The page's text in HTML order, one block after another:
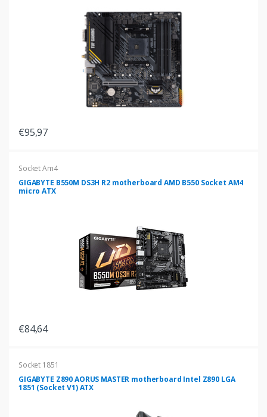
€95,97
Socket Am4
GIGABYTE B550M DS3H R2 motherboard AMD B550 Socket AM4
micro ATX
€84,64
Socket 1851
GIGABYTE Z890 AORUS MASTER motherboard Intel Z890 LGA
1851 (Socket V1) ATX